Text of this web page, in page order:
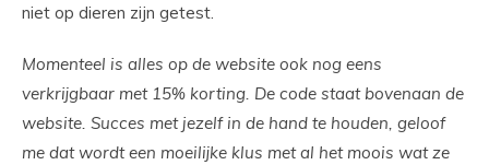
niet op dieren zijn getest.
Momenteel is alles op de website ook nog eens
verkrijgbaar met 15% korting. De code staat bovenaan de
website. Succes met jezelf in de hand te houden, geloof
me dat wordt een moeilijke klus met al het moois wat ze